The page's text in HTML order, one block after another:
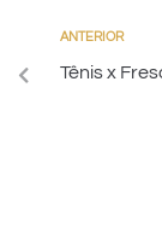
ANTERIOR
Tênis x